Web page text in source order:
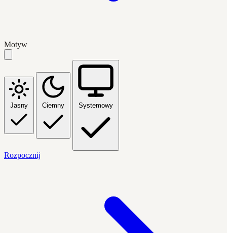
Motyw
Jasny Ciemny Systemowy
Rozpocznij